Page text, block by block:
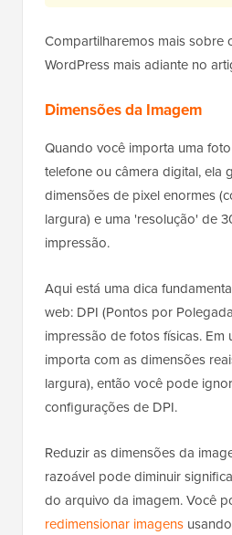
Compartilharemos mais sobre
WordPress mais adiante no
Dimensões da Imagem
Quando você importa uma
telefone ou câmera digital, ela
dimensões de pixel enormes
largura) e uma 'resolução' de
impressão.
Aqui está uma dica
web: DPI (Pontos por
impressão de fotos físicas. Em
importa com as dimensões
largura), então você pode
configurações de DPI.
Reduzir as dimensões da
razoável pode diminuir
do arquivo da imagem. Você
redimensionar imagens